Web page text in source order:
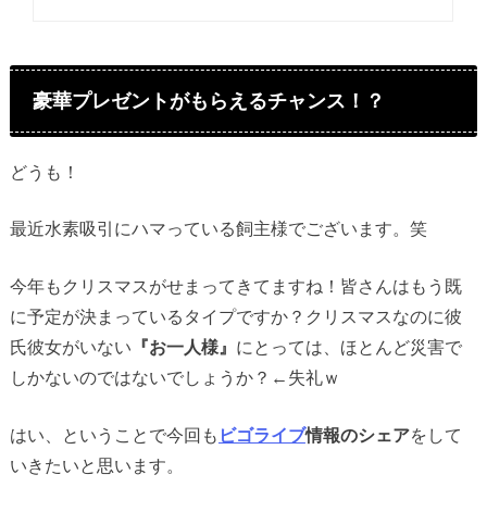
豪華プレゼントがもらえるチャンス！？
どうも！
最近水素吸引にハマっている飼主様でございます。笑
今年もクリスマスがせまってきてますね！皆さんはもう既
に予定が決まっているタイプですか？クリスマスなのに彼
氏彼女がいない 『お一人様』 にとっては、ほとんど災害で
しかないのではないでしょうか？←失礼ｗ
はい、ということで今回も ビゴライブ情報のシェアをして
いきたいと思います。